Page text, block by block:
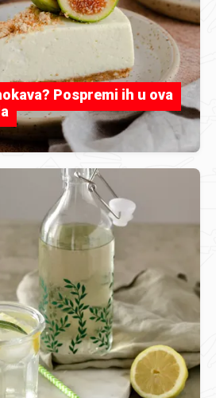
Pospremi ih u ova